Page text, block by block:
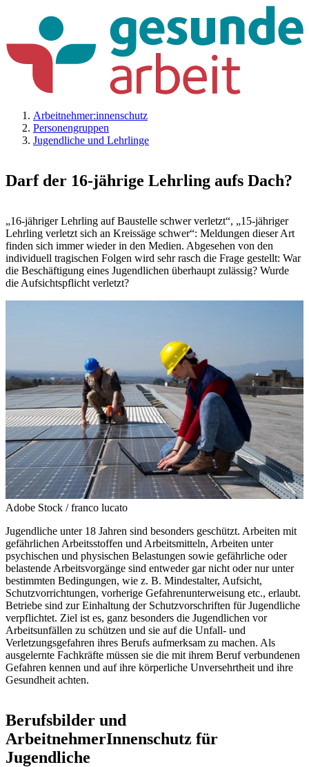
Arbeitnehmer:innenschutz
Personengruppen
Jugendliche und Lehrlinge
Darf der 16-jährige Lehrling aufs Dach?
„16-jähriger Lehrling auf Baustelle schwer verletzt“, „15-jähriger
Lehrling verletzt sich an Kreissäge schwer“: Meldungen dieser Art
finden sich immer wieder in den Medien. Abgesehen von den
individuell tragischen Folgen wird sehr rasch die Frage gestellt: War
die Beschäftigung eines Jugendlichen überhaupt zulässig? Wurde
die Aufsichtspflicht verletzt?
Adobe Stock / franco lucato
Jugendliche unter 18 Jahren sind besonders geschützt. Arbeiten mit
gefährlichen Arbeitsstoffen und Arbeitsmitteln, Arbeiten unter
psychischen und physischen Belastungen sowie gefährliche oder
belastende Arbeitsvorgänge sind entweder gar nicht oder nur unter
bestimmten Bedingungen, wie z. B. Mindestalter, Aufsicht,
Schutzvorrichtungen, vorherige Gefahrenunterweisung etc., erlaubt.
Betriebe sind zur Einhaltung der Schutzvorschriften für Jugendliche
verpflichtet. Ziel ist es, ganz besonders die Jugendlichen vor
Arbeitsunfällen zu schützen und sie auf die Unfall- und
Verletzungsgefahren ihres Berufs aufmerksam zu machen. Als
ausgelernte Fachkräfte müssen sie die mit ihrem Beruf verbundenen
Gefahren kennen und auf ihre körperliche Unversehrtheit und ihre
Gesundheit achten.
Berufsbilder und
ArbeitnehmerInnenschutz für
Jugendliche